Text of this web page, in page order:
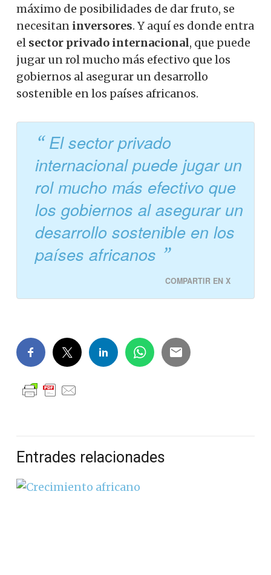
máximo de posibilidades de dar fruto, se
necesitan inversores. Y aquí es donde entra
el sector privado internacional, que puede
jugar un rol mucho más efectivo que los
gobiernos al asegurar un desarrollo
sostenible en los países africanos.
El sector privado
internacional puede jugar un
rol mucho más efectivo que
los gobiernos al asegurar un
desarrollo sostenible en los
países africanos
COMPARTIR EN X
Entrades relacionades